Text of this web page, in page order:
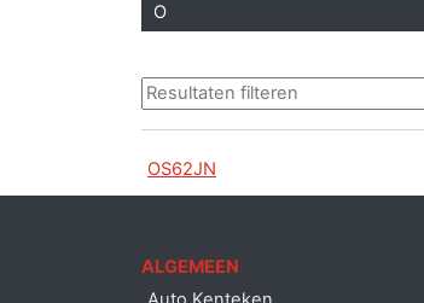
O
OS62JN
ALGEMEEN